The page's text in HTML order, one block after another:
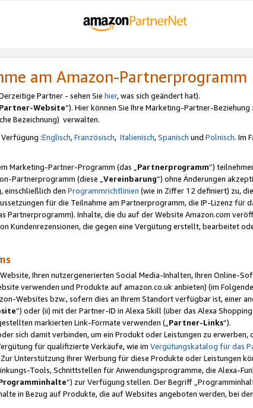
am Amazon-Partnerprogramm
Partner - sehen Sie hier, was sich geändert hat).
Partner-Website“). Hier können Sie Ihre Marketing-Partner-Beziehung
Bezeichnung) verwalten.
:Englisch,Französisch, Italienisch,Spanisch und Polnisch. Im
Marketing-Partner-Programm (das „Partnerprogramm“)
Partnerprogramm (diese „Vereinbarung“) ohne Änderungen
einschließlich den Programmrichtlinien (wie in Ziffer 12 definiert) zu,
für die Teilnahme am Partnerprogramm, die IP-Lizenz
Partnerprogramm). Inhalte, die du auf der Website Amazon.com
Kundenrezensionen, die gegen eine Vergütung erstellt, bearbeitet
Ihren nutzergenerierten Social Media-Inhalten, Ihren Online-
verwenden und Produkte auf amazon.co.uk anbieten) (im
Websites bzw., sofern dies an Ihrem Standort verfügbar ist, einer
“) oder (ii) mit der Partner-ID in Alexa Skill (über das Alexa
markierten Link-Formate verwenden („ Partner-Links“).
sich damit verbinden, um ein Produkt oder Leistungen zu
für qualifizierte Verkäufe, wie im Vergütungskatalog für das
Unterstützung Ihrer Werbung für diese Produkte oder Leistungen
Tools, Schnittstellen für Anwendungsprogramme, die Alexa-
“) zur Verfügung stellen. Der Begriff
in Bezug auf Produkte, die auf Websites angeboten werden, bei